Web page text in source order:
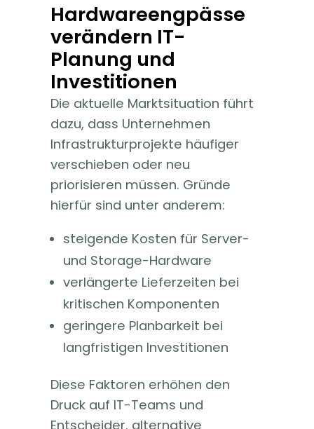
Hardwareengpässe
verändern IT-
Planung und
Investitionen
Die aktuelle Marktsituation führt
dazu, dass Unternehmen
Infrastrukturprojekte häufiger
verschieben oder neu
priorisieren müssen. Gründe
hierfür sind unter anderem:
steigende Kosten für Server-
und Storage-Hardware
verlängerte Lieferzeiten bei
kritischen Komponenten
geringere Planbarkeit bei
langfristigen Investitionen
Diese Faktoren erhöhen den
Druck auf IT-Teams und
Entscheider, alternative